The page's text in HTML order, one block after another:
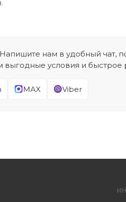
нам в удобный чат,
условия и
MAX Viber